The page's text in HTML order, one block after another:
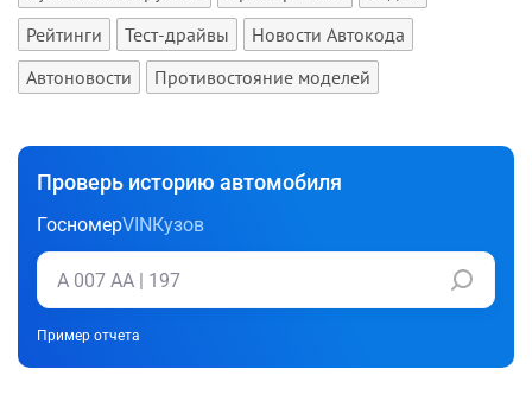
Рейтинги
Тест-драйвы
Новости Автокода
Автоновости
Противостояние моделей
Проверь историю автомобиля
ГосномерVINКузов
Пример отчета